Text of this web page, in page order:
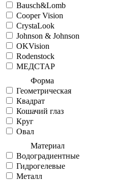
Bausch&Lomb
Cooper Vision
CrystaLook
Johnson & Johnson
OKVision
Rodenstock
МЕДСТАР
Форма
Геометрическая
Квадрат
Кошачий глаз
Круг
Овал
Материал
Водоградиентные
Гидрогелевые
Металл